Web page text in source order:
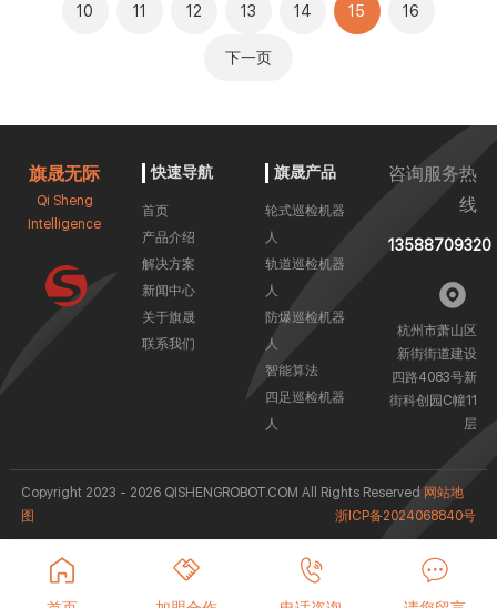
10 11 12 13 14 15 16
下一页
旗晟无际
Qi Sheng
Intelligence
快速导航
首页
产品介绍
解决方案
新闻中心
关于旗晟
联系我们
旗晟产品
轮式巡检机器
人
轨道巡检机器
人
防爆巡检机器
人
智能算法
四足巡检机器
人
咨询服务热
线
13588709320
杭州市萧山区
新街街道建设
四路4083号新
街科创园C幢11
层
Copyright 2023 - 2026 QISHENGROBOT.COM All Rights Reserved 网站地
图
浙ICP备2024068840号